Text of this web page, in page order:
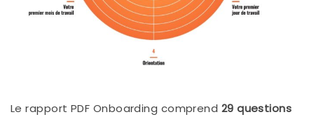
Le rapport PDF Onboarding comprend 29 questions